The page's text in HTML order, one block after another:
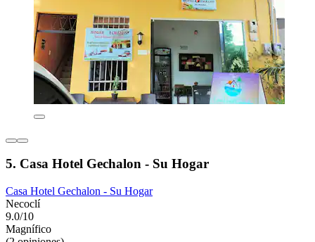
5. Casa Hotel Gechalon - Su Hogar
Casa Hotel Gechalon - Su Hogar
Necoclí
9.0/10
Magnífico